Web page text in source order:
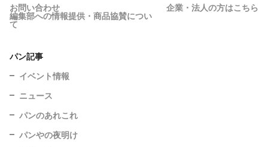
お問い合わせ 企業・法人の方はこちら
編集部への情報提供・商品協賛につい
て
パン記事
イベント情報
ニュース
パンのあれこれ
パンやの夜明け